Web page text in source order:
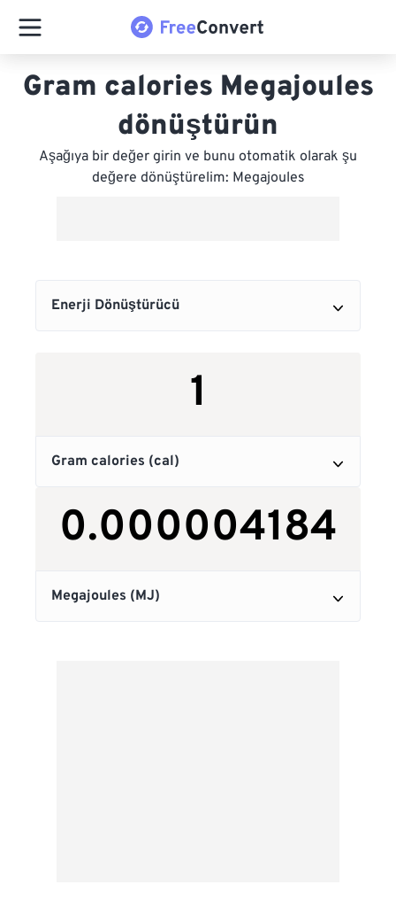
Gram calories Megajoules
dönüştürün
Aşağıya bir değer girin ve bunu otomatik olarak şu
değere dönüştürelim: Megajoules